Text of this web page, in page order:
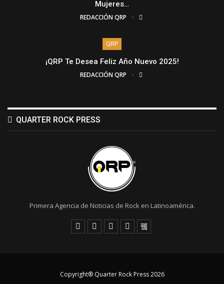
Mujeres…
REDACCIÓN QRP
QRP
¡QRP Te Desea Feliz Año Nuevo 2025!
REDACCIÓN QRP
QUARTER ROCK PRESS
Primera Agencia de Noticias de Rock en Latinoamérica.
Copyright® Quarter Rock Press 2026